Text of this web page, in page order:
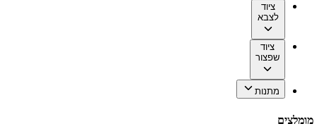
ציוד
לצבא
ציוד
שפצור
מתנות
מומלצים